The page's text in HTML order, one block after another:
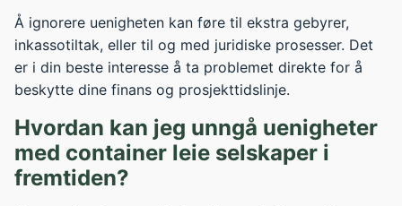
Å ignorere uenigheten kan føre til ekstra gebyrer,
inkassotiltak, eller til og med juridiske prosesser. Det
er i din beste interesse å ta problemet direkte for å
beskytte dine finans og prosjekttidslinje.
Hvordan kan jeg unngå uenigheter
med container leie selskaper i
fremtiden?